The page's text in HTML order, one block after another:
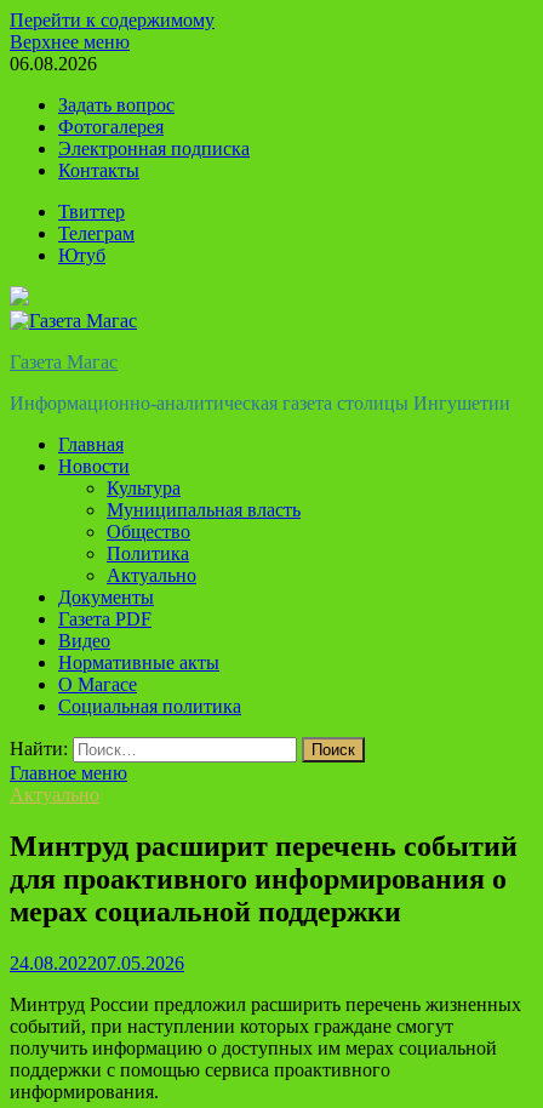
Перейти к содержимому
Верхнее меню
06.08.2026
Задать вопрос
Фотогалерея
Электронная подписка
Контакты
Твиттер
Телеграм
Ютуб
Газета Магас
Информационно-аналитическая газета столицы Ингушетии
Главная
Новости
Культура
Муниципальная власть
Общество
Политика
Актуально
Документы
Газета PDF
Видео
Нормативные акты
О Магасе
Социальная политика
Найти:
Главное меню
Актуально
Минтруд расширит перечень событий
для проактивного информирования о
мерах социальной поддержки
24.08.202207.05.2026
Минтруд России предложил расширить перечень жизненных
событий, при наступлении которых граждане смогут
получить информацию о доступных им мерах социальной
поддержки с помощью сервиса проактивного
информирования.